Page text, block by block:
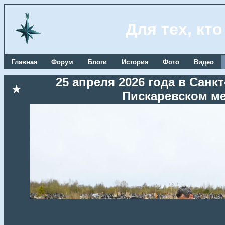
Для тех,
Главная Форум Блоги История Фото Видео
★
25 апреля 2026 года в
Пискаревском